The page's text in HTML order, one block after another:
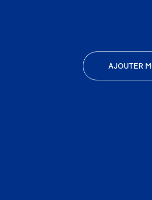
AJOUTER